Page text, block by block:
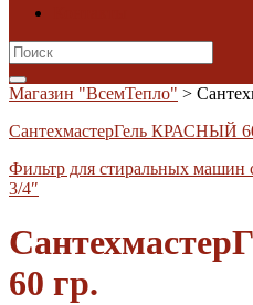
Search
for:
Магазин "ВсемТепло" >
СантехмастерГель КРАСНЫЙ
Фильтр для стиральных машин
3/4″
60 гр.